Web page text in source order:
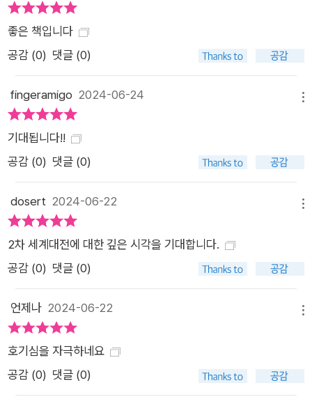
여러 지역과 여러 형태의 분쟁을 연결한 것이 전 세계적 제국 질
서의 존재였다는 것을 거시적 관점에서 파악할 수 있도록 해준다.
총력전으로서의 전방위적·포괄적 주제별 서술 다른 통사들과 차
별화되는 이 책의 또다른 장점은 2차대전을 총력전으로서 서술
한다는 것이다. 전쟁 수행을 위해 국가의 가용한 인적·물적 자원
과 역량, 더 나아가 잠재력까지 총동원하고 군대의 요구를 민간
사회의 요구보다 우선시했다는 점에서 2차대전은 다른 어떤 전
쟁보다도 총력전이었다. 그럼에도 불구하고 2차대전은 역사학계
편의 전쟁 수행을 하나의 저서에서 총체적으로 조망하는 것은 어
지간한 역사가라면 엄두도 못 낼 일이다. 이런 난점이 있는 까닭
서술한 뒤 본격적인 군사 분쟁으로 넘어가 각국 지도부와 군부의
결정 및 전략, 전쟁의 전개와 그에 따른 공세 및 수세 등에 대부분
반면에 《피와 폐허》는 제3장까지 군사 분쟁에 관한 서사를 마친
뒤 제4장부터 제10장까지 총력전이라는 키워드로 묶을 수 있는
2차대전의 핵심 문제들에 대해 서술한다. 총력전으로서 2차대전
의 특징은 무엇보다 전장의 전투원과 후방의 민간인 사이의 경계
가 흐려졌다는 데 있다. 전시에 민간인은 군인과 나란히 싸우는
좋은 책입니다
공감 (0) 댓글 (0)
fingeramigo 2024-06-24
기대됩니다!!
공감 (0) 댓글 (0)
dosert 2024-06-22
2차 세계대전에 대한 깊은 시각을 기대합니다.
공감 (0) 댓글 (0)
언제나 2024-06-22
호기심을 자극하네요
공감 (0) 댓글 (0)